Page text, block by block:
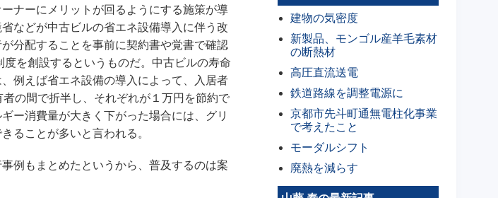
ナーにメリットが回るようにする施策が導
などが中古ビルの省エネ設備導入に伴う改
分配することを事前に契約書や覚書で確認
を創設するというものだ。中古ビルの寿命
例えば省エネ設備の導入によって、入居者
の間で折半し、それぞれが１万円を節約で
ー消費量が大きく下がった場合には、グリ
ることが多いと言われる。
例もまとめたというから、普及するのは案
建物の気密度
新製品、モンゴル産羊毛素材
の断熱材
高圧直流送電
鉄道路線を調整電源に
京都市先斗町通無電柱化事業
で考えたこと
モーダルシフト
廃熱を減らす